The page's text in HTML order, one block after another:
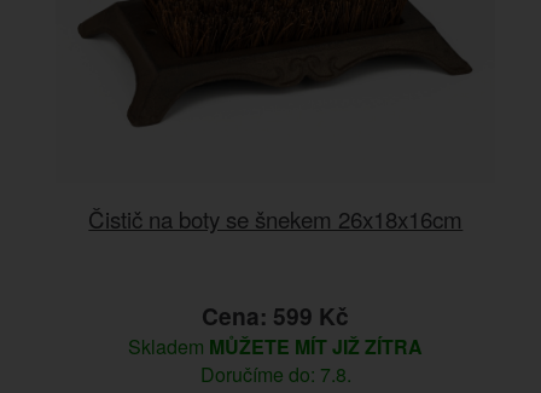
Čistič na boty se šnekem 26x18x16cm
Cena: 599 Kč
Skladem MŮŽETE MÍT JIŽ ZÍTRA
Doručíme do: 7.8.